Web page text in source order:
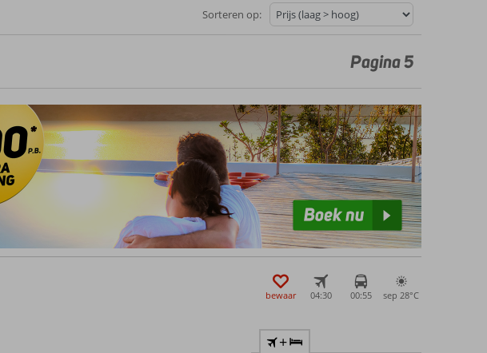
Sorteren op:
Pagina 5
bewaar 04:30 00:55 sep 28°C
+